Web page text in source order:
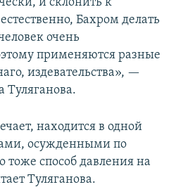
Бахром делать
очень
применяются разные
издевательства», —
Туляганова.
находится в одной
осужденными по
тоже способ давления на
Туляганова.